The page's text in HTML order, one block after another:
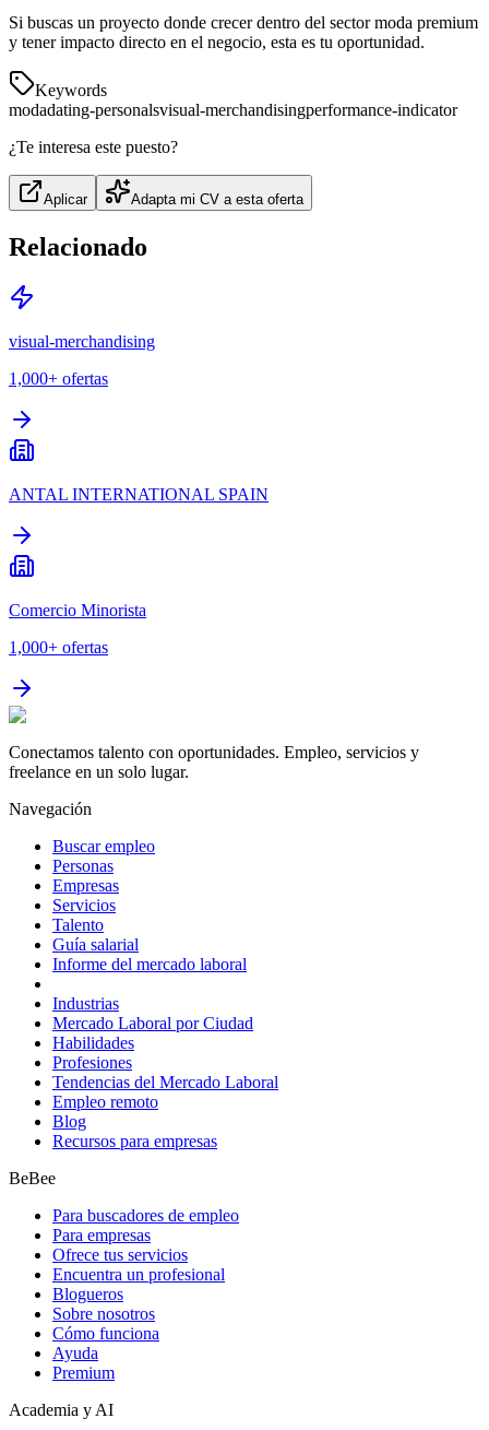
Si buscas un proyecto donde crecer dentro del sector moda premium
y tener impacto directo en el negocio, esta es tu oportunidad.
Keywords
modadating-personalsvisual-merchandisingperformance-indicator
¿Te interesa este puesto?
Aplicar Adapta mi CV a esta oferta
Relacionado
visual-merchandising
1,000+ ofertas
ANTAL INTERNATIONAL SPAIN
Comercio Minorista
1,000+ ofertas
Conectamos talento con oportunidades. Empleo, servicios y
freelance en un solo lugar.
Navegación
Buscar empleo
Personas
Empresas
Servicios
Talento
Guía salarial
Informe del mercado laboral
Industrias
Mercado Laboral por Ciudad
Habilidades
Profesiones
Tendencias del Mercado Laboral
Empleo remoto
Blog
Recursos para empresas
BeBee
Para buscadores de empleo
Para empresas
Ofrece tus servicios
Encuentra un profesional
Blogueros
Sobre nosotros
Cómo funciona
Ayuda
Premium
Academia y AI